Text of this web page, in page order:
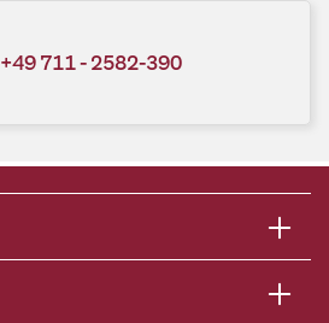
+49 711 - 2582-390